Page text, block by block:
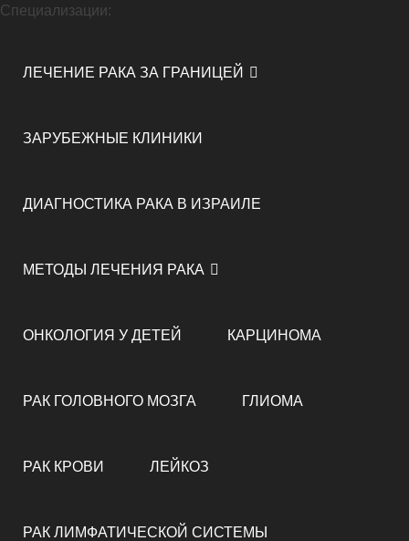
Специализации:
ЛЕЧЕНИЕ РАКА ЗА ГРАНИЦЕЙ
ЗАРУБЕЖНЫЕ КЛИНИКИ
ДИАГНОСТИКА РАКА В ИЗРАИЛЕ
МЕТОДЫ ЛЕЧЕНИЯ РАКА
ОНКОЛОГИЯ У ДЕТЕЙ КАРЦИНОМА
РАК ГОЛОВНОГО МОЗГА ГЛИОМА
РАК КРОВИ ЛЕЙКОЗ
РАК ЛИМФАТИЧЕСКОЙ СИСТЕМЫ